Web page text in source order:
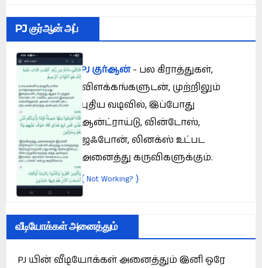
PJ குர்ஆன் அப்
PJ குர்ஆன்- பல கிராத்துகள்,
விளக்கங்களுடன், முற்றிலும்
புதிய வடிவில், இப்போது
ஆன்ட்ராய்டு, வின்டோஸ்,
ஜஃபோன், லினக்ஸ் உட்பட
அனைத்து கருவிகளுக்கும்.
(Not Working? )
வீடியோக்கள் அனைத்தும்
PJ யின் வீடியோக்கள் அனைத்தும் இனி ஒரே